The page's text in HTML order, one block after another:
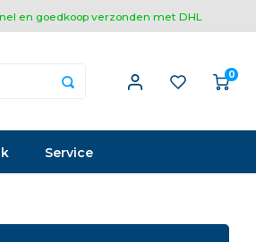
en goedkoop verzonden met DHL
0
Service